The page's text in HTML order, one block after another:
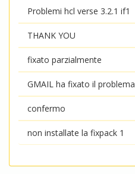
Problemi hcl verse 3.2.1 if1
THANK YOU
fixato parzialmente
GMAIL ha fixato il problema
confermo
non installate la fixpack 1